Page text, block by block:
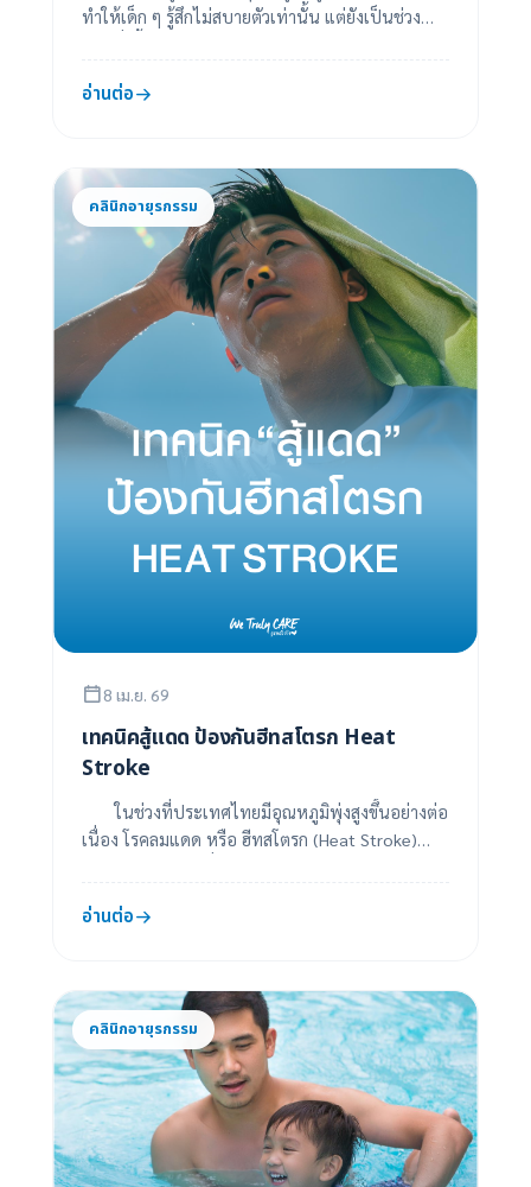
ทำให้เด็ก ๆ รู้สึกไม่สบายตัวเท่านั้น แต่ยังเป็นช่วง
อ่านต่อ
คลินิกอายุรกรรม
8 เม.ย. 69
เทคนิคสู้แดด ป้องกันฮีทสโตรก Heat
Stroke
ในช่วงที่ประเทศไทยมีอุณหภูมิพุ่งสูงขึ้นอย่างต่อ
เนื่อง โรคลมแดด หรือ ฮีทสโตรก (Heat Stroke)
อ่านต่อ
คลินิกอายุรกรรม